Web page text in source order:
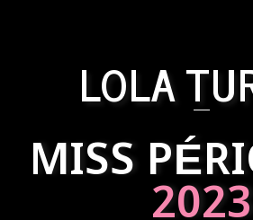
LOLA
MISS
2023